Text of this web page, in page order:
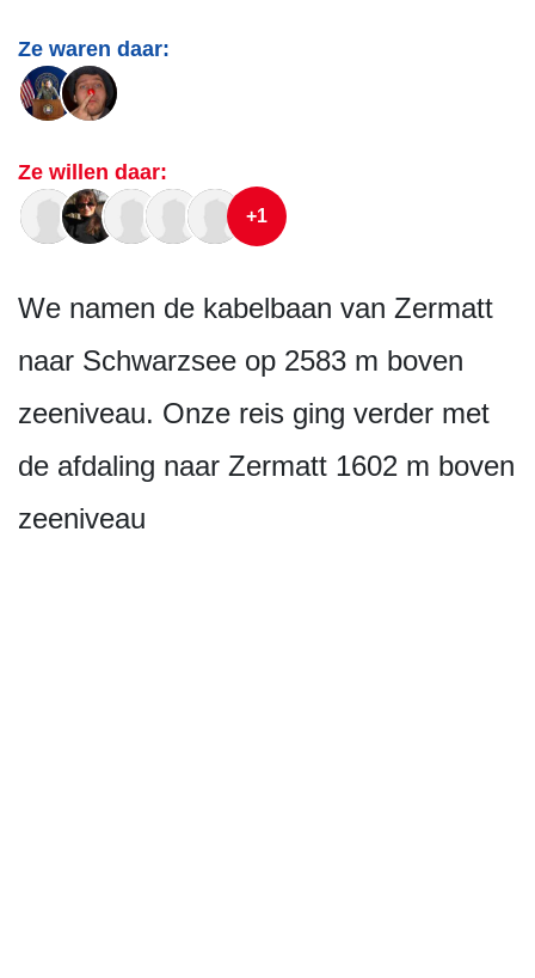
Ze waren daar:
Ze willen daar:
+1
We namen de kabelbaan van Zermatt
naar Schwarzsee op 2583 m boven
zeeniveau. Onze reis ging verder met
de afdaling naar Zermatt 1602 m boven
zeeniveau